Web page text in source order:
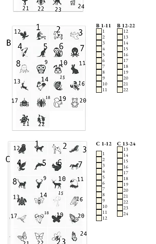
B 1-11
1
2
3
4
5
6
7
8
9
10
11
B 12-22
12
13
14
15
16
17
18
19
20
21
22
C 13-24
13
14
15
16
17
18
19
20
21
22
23
24
C 1-12
1
2
3
4
5
6
7
8
9
10
11
12